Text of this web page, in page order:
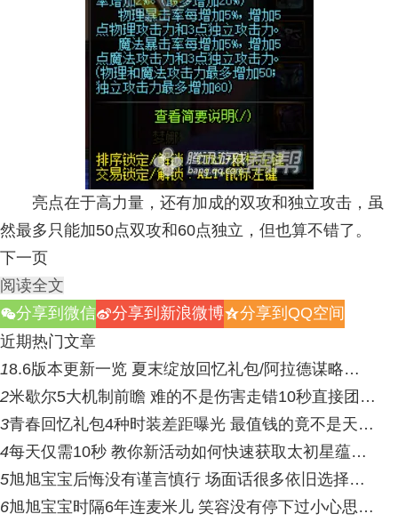
亮点在于高力量，还有加成的双攻和独立攻击，虽
然最多只能加50点双攻和60点独立，但也算不错了。
下一页
阅读全文
w分享到微信t分享到新浪微博z分享到QQ空间
近期热门文章
18.6版本更新一览 夏末绽放回忆礼包/阿拉德谋略…
2米歇尔5大机制前瞻 难的不是伤害走错10秒直接团…
3青春回忆礼包4种时装差距曝光 最值钱的竟不是天…
4每天仅需10秒 教你新活动如何快速获取太初星蕴…
5旭旭宝宝后悔没有谨言慎行 场面话很多依旧选择…
6旭旭宝宝时隔6年连麦米儿 笑容没有停下过小心思…